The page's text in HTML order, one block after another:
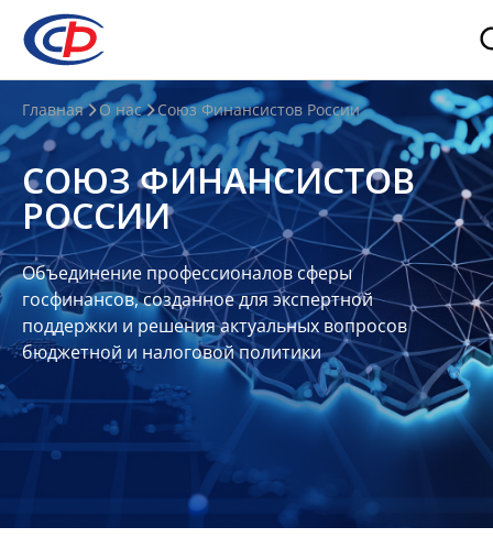
О
нас
О
СФР
Совет
Союза
Участники
Планы
отчеты
Контакты
Главная О нас Союз Финансистов России
СОЮЗ ФИНАНСИСТОВ
РОССИИ
Объединение профессионалов сферы
госфинансов, созданное для экспертной
поддержки и решения актуальных вопросов
бюджетной и налоговой политики